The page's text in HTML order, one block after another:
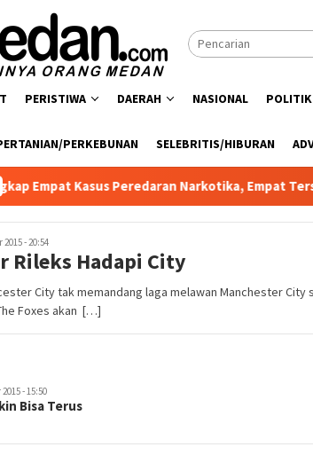
PERISTIWA DAERAH NASIONAL POLITIK
PERKEBUNAN SELEBRITIS/HIBURAN
Peredaran Narkotika, Empat Tersangka
- 20:54
Rileks Hadapi City
City tak memandang laga melawan Manchester
Foxes akan […]
- 15:50
Bisa Terus